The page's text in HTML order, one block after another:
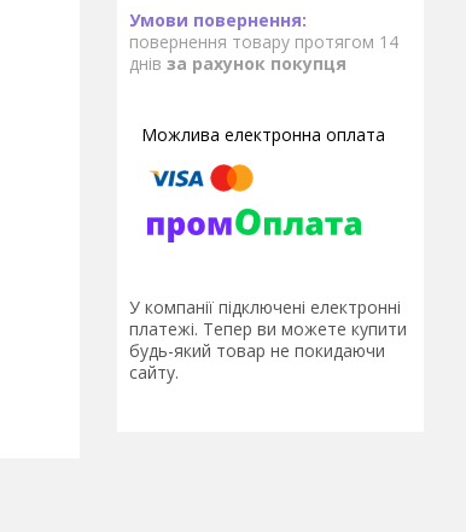
повернення товару протягом 14
днів за рахунок покупця
У компанії підключені електронні
платежі. Тепер ви можете купити
будь-який товар не покидаючи
сайту.